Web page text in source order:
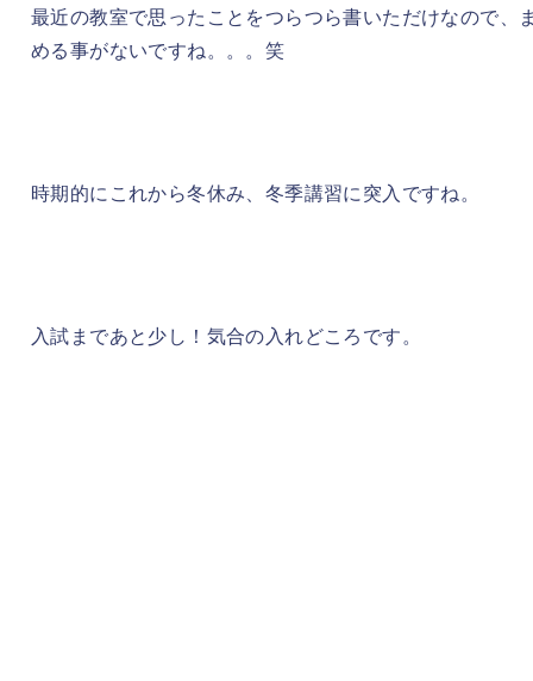
最近の教室で思ったことをつらつら書いただけなので、
める事がないですね。。。笑
時期的にこれから冬休み、冬季講習に突入ですね。
入試まであと少し！気合の入れどころです。